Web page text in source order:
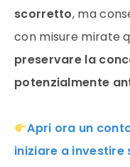
scorretto, ma
con misure mirate
preservare la
potenzialmente
Apri ora un
iniziare a investire